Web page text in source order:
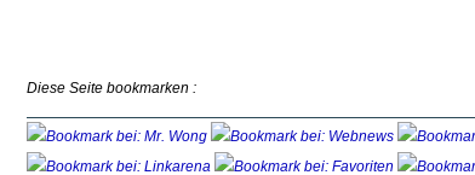
Diese Seite bookmarken :